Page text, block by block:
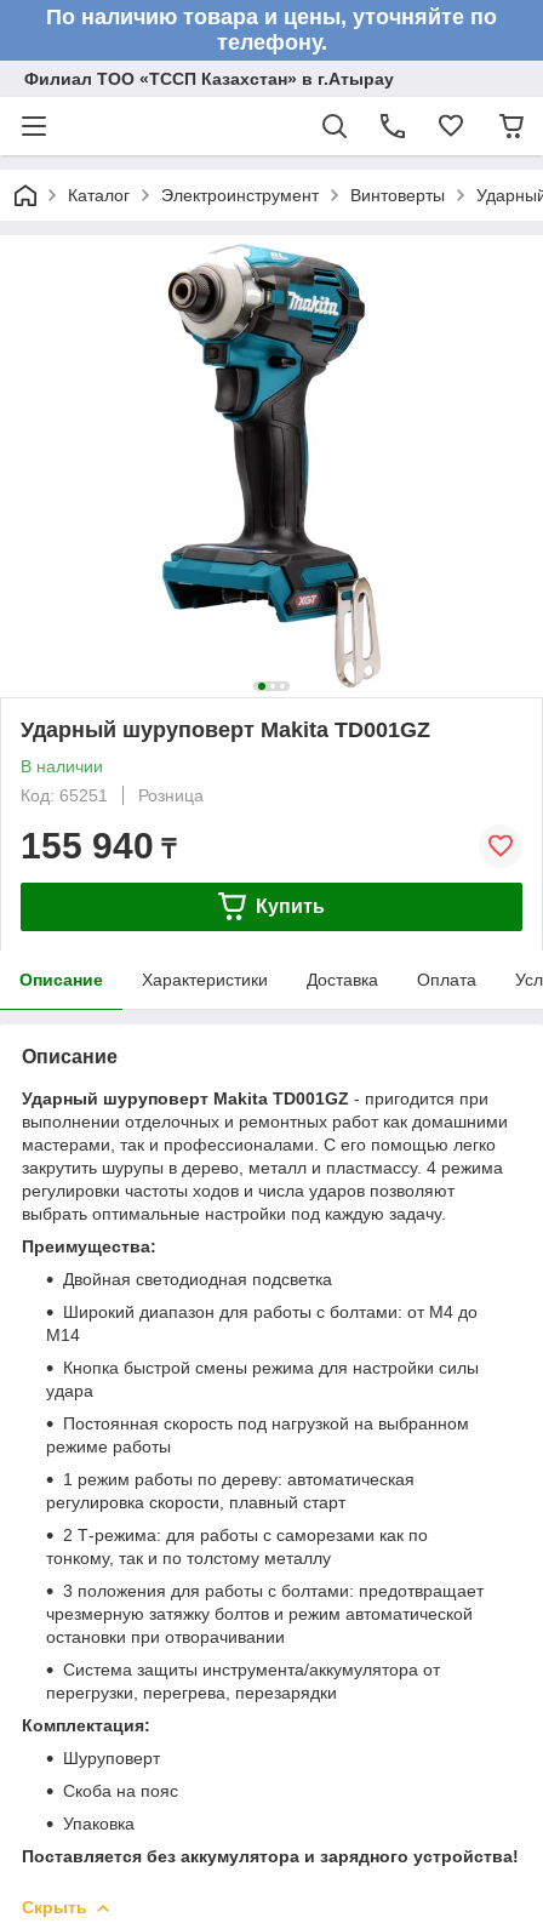
По наличию товара и цены, уточняйте по
телефону.
Филиал ТОО «ТССП Казахстан» в г.Атырау
Каталог Электроинструмент Винтоверты
Ударный шуруповерт Makita TD001GZ
В наличии
Код: 65251
Розница
155 940 ₸
Купить
Описание Характеристики Доставка Оплата
Описание
Ударный шуруповерт Makita TD001GZ - пригодится при
выполнении отделочных и ремонтных работ как домашними
мастерами, так и профессионалами. С его помощью легко
закрутить шурупы в дерево, металл и пластмассу. 4 режима
регулировки частоты ходов и числа ударов позволяют
выбрать оптимальные настройки под каждую задачу.
Преимущества:
Двойная светодиодная подсветка
Широкий диапазон для работы с болтами: от M4 до
M14
Кнопка быстрой смены режима для настройки силы
удара
Постоянная скорость под нагрузкой на выбранном
режиме работы
1 режим работы по дереву: автоматическая
регулировка скорости, плавный старт
2 Т-режима: для работы с саморезами как по
тонкому, так и по толстому металлу
3 положения для работы с болтами: предотвращает
чрезмерную затяжку болтов и режим автоматической
остановки при отворачивании
Система защиты инструмента/аккумулятора от
перегрузки, перегрева, перезарядки
Комплектация:
Шуруповерт
Скоба на пояс
Упаковка
Поставляется без аккумулятора и зарядного устройства!
Скрыть